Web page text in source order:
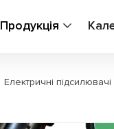
Продукція
Електричні